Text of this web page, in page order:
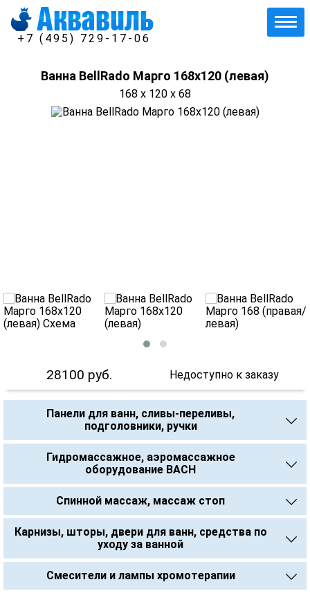
+7 (495) 729-17-06
Ванна BellRado Марго 168х120 (левая)
168 x 120 x 68
28100 руб. Недоступно к заказу
Панели для ванн, сливы-переливы,
подголовники, ручки
Гидромассажное, аэромассажное
оборудование BACH
Спинной массаж, массаж стоп
Карнизы, шторы, двери для ванн, средства по
уходу за ванной
Смесители и лампы хромотерапии